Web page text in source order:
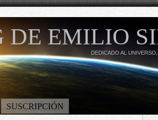
DE EMILIO
DEDICADO AL
SUSCRIPCIÓN